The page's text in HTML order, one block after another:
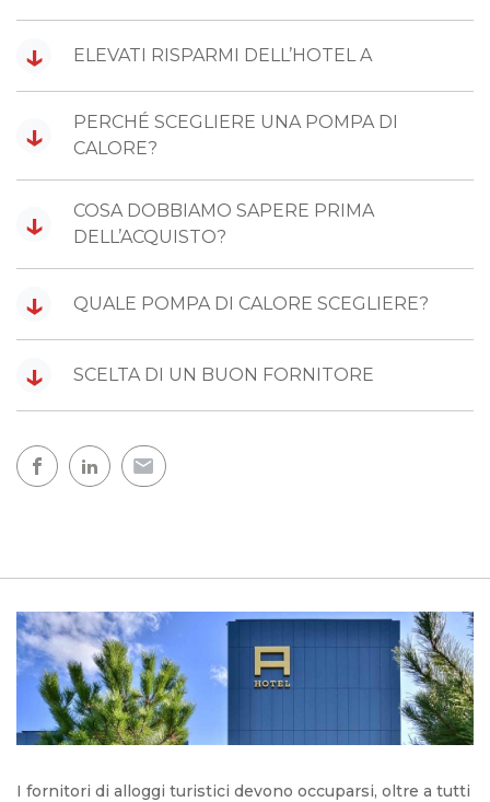
↓ ELEVATI RISPARMI DELL’HOTEL A
↓
PERCHÉ SCEGLIERE UNA POMPA DI
CALORE?
↓
COSA DOBBIAMO SAPERE PRIMA
DELL’ACQUISTO?
↓ QUALE POMPA DI CALORE SCEGLIERE?
↓ SCELTA DI UN BUON FORNITORE
I fornitori di alloggi turistici devono occuparsi, oltre a tutti